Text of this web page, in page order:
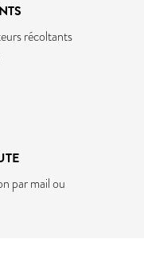
récoltants
par mail ou